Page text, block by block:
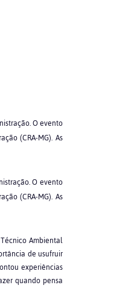
O evento
(CRA-MG). As
O evento
(CRA-MG). As
Ambiental
de usufruir
experiências
quando pensa